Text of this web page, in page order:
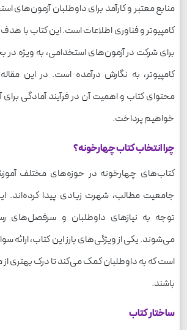
منابع معتبر و کارآمد برای داوطلبان آزمون‌های
کامپیوتر و فناوری اطلاعات است. این کتاب با
برای شرکت در آزمون‌های استخدامی، به ویژه در
کامپیوتر، به نگارش درآمده است. در این
محتوای کتاب و اهمیت آن در فرآیند آمادگی
خواهیم پرداخت.
چرا انتخاب کتاب چهارخونه؟
کتاب‌های چهارخونه در حوزه‌های مختلف
جامعیت مطالب، شهرت زیادی پیدا کرده‌اند.
توجه به نیازهای داوطلبان و سرفصل‌های
می‌شوند. یکی از ویژگی‌های بارز این کتاب، ارائه
است که به داوطلبان کمک می‌کند تا درک بهتری
باشند.
ساختار کتاب